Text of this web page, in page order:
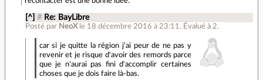
[^] # Re: BayLibre
Posté par NeoX le 18 décembre 2016 à 23:11 . Évalué à 2.
car si je quitte la région j'ai peur de ne pas y
revenir et je risque d'avoir des remords parce
que je n'aurai pas fini d'accomplir certaines
choses que je dois faire là-bas.